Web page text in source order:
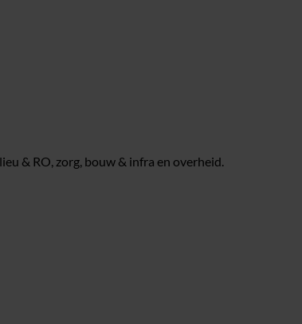
& RO, zorg, bouw & infra en overheid.